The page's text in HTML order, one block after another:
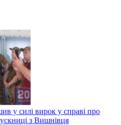
у силі вирок у справі про
з Вишнівця